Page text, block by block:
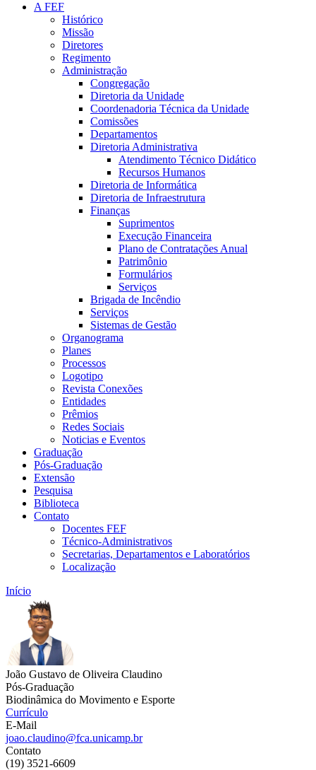
A FEF
Histórico
Missão
Diretores
Regimento
Administração
Congregação
Diretoria da Unidade
Coordenadoria Técnica da Unidade
Comissões
Departamentos
Diretoria Administrativa
Atendimento Técnico Didático
Recursos Humanos
Diretoria de Informática
Diretoria de Infraestrutura
Finanças
Suprimentos
Execução Financeira
Plano de Contratações Anual
Patrimônio
Formulários
Serviços
Brigada de Incêndio
Serviços
Sistemas de Gestão
Organograma
Planes
Processos
Logotipo
Revista Conexões
Entidades
Prêmios
Redes Sociais
Noticias e Eventos
Graduação
Pós-Graduação
Extensão
Pesquisa
Biblioteca
Contato
Docentes FEF
Técnico-Administrativos
Secretarias, Departamentos e Laboratórios
Localização
Início
João Gustavo de Oliveira Claudino
Pós-Graduação
Biodinâmica do Movimento e Esporte
Currículo
E-Mail
joao.claudino@fca.unicamp.br
Contato
(19) 3521-6609